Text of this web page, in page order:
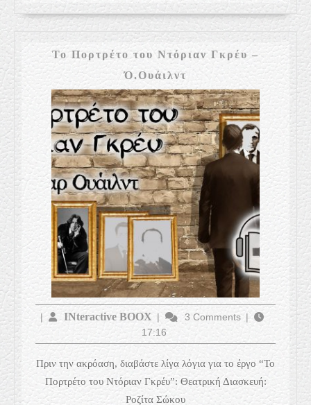
Το Πορτρέτο του Ντόριαν Γκρέυ –
Ό.Ουάιλντ
Πορτρέτο
του
Ντόριαν
Γκρέυ
–
Ό.Ουάιλντ
| INteractive BOOXINteractive
BOOX
| 3 Comments |
17:16
Πριν την ακρόαση, διαβάστε λίγα λόγια για το έργο “Το
Πορτρέτο του Ντόριαν Γκρέυ”: Θεατρική Διασκευή:
Ροζίτα Σώκου